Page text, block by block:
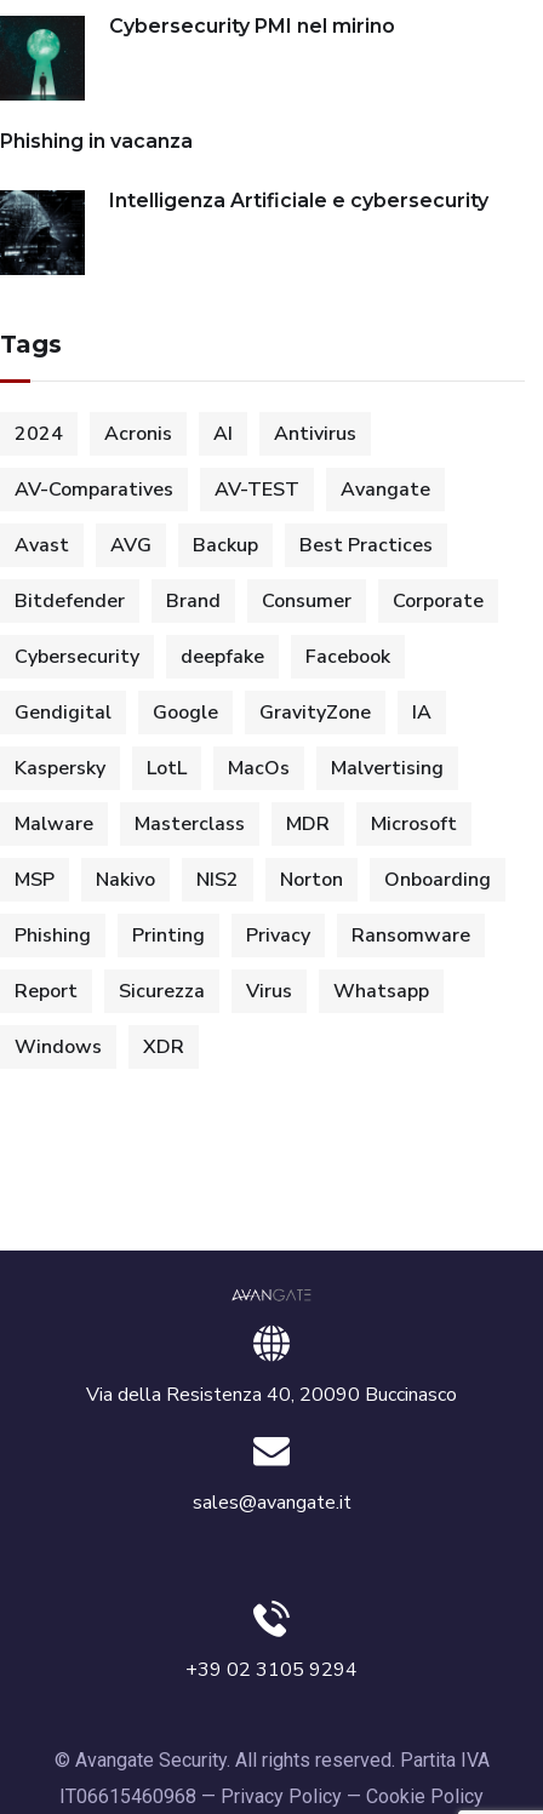
Cybersecurity PMI nel mirino
Phishing in vacanza
Intelligenza Artificiale e cybersecurity
Tags
2024 Acronis AI Antivirus
AV-Comparatives AV-TEST Avangate
Avast AVG Backup Best Practices
Bitdefender Brand Consumer Corporate
Cybersecurity deepfake Facebook
Gendigital Google GravityZone IA
Kaspersky LotL MacOs Malvertising
Malware Masterclass MDR Microsoft
MSP Nakivo NIS2 Norton Onboarding
Phishing Printing Privacy Ransomware
Report Sicurezza Virus Whatsapp
Windows XDR
Via della Resistenza 40, 20090 Buccinasco
sales@avangate.it
+39 02 3105 9294
© Avangate Security. All rights reserved. Partita IVA
IT06615460968 — Privacy Policy — Cookie Policy